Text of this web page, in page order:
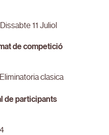
Dissabte 11 Juliol
de competició
Eliminatoria clasica
de participants
4